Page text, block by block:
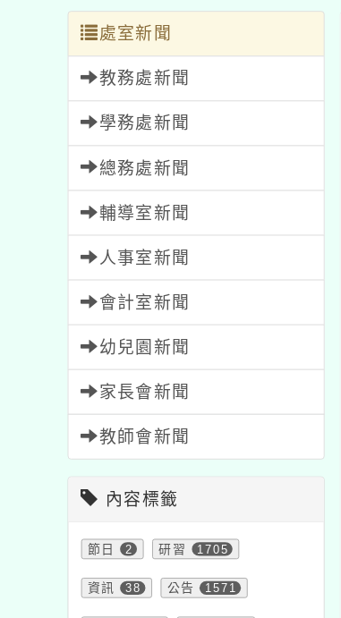
處室新聞
教務處新聞
學務處新聞
總務處新聞
輔導室新聞
人事室新聞
會計室新聞
幼兒園新聞
家長會新聞
教師會新聞
內容標籤
節日 2 研習 1705
資訊 38 公告 1571